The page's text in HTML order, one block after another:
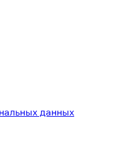
данных